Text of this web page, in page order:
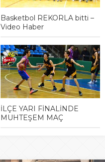
Basketbol REKORLA bitti –
Video Haber
İLÇE YARI FİNALİNDE
MUHTEŞEM MAÇ